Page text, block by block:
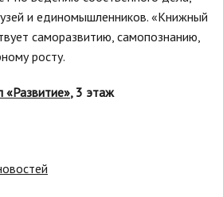
и единомышленников. «Книжный
саморазвитию, самопознанию,
росту.
«Развитие», 3 этаж